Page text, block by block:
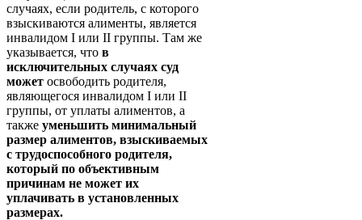
случаях, если родитель, с которого
взыскиваются алименты, является
инвалидом I или II группы. Там же
указывается, что в
исключительных случаях суд
может освободить родителя,
являющегося инвалидом I или II
группы, от уплаты алиментов, а
также уменьшить минимальный
размер алиментов, взыскиваемых
с трудоспособного родителя,
который по объективным
причинам не может их
уплачивать в установленных
размерах.